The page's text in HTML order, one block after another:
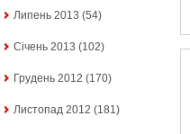
Липень 2013 (54)
Січень 2013 (102)
Грудень 2012 (170)
Листопад 2012 (181)